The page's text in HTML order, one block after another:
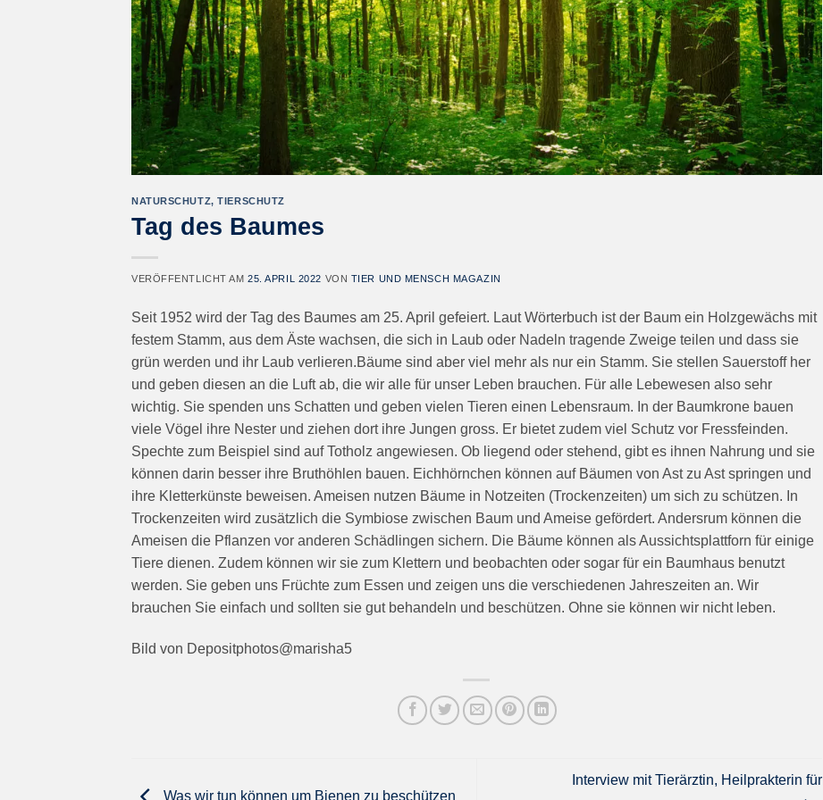
NATURSCHUTZ,TIERSCHUTZ
Tag des Baumes
VERÖFFENTLICHT AM25. APRIL 2022 VON TIER UND MENSCH MAGAZIN
Seit 1952 wird der Tag des Baumes am 25. April gefeiert. Laut Wörterbuch ist der Baum ein Holzgewächs mit
festem Stamm, aus dem Äste wachsen, die sich in Laub oder Nadeln tragende Zweige teilen und dass sie
grün werden und ihr Laub verlieren.Bäume sind aber viel mehr als nur ein Stamm. Sie stellen Sauerstoff her
und geben diesen an die Luft ab, die wir alle für unser Leben brauchen. Für alle Lebewesen also sehr
wichtig. Sie spenden uns Schatten und geben vielen Tieren einen Lebensraum. In der Baumkrone bauen
viele Vögel ihre Nester und ziehen dort ihre Jungen gross. Er bietet zudem viel Schutz vor Fressfeinden.
Spechte zum Beispiel sind auf Totholz angewiesen. Ob liegend oder stehend, gibt es ihnen Nahrung und sie
können darin besser ihre Bruthöhlen bauen. Eichhörnchen können auf Bäumen von Ast zu Ast springen und
ihre Kletterkünste beweisen. Ameisen nutzen Bäume in Notzeiten (Trockenzeiten) um sich zu schützen. In
Trockenzeiten wird zusätzlich die Symbiose zwischen Baum und Ameise gefördert. Andersrum können die
Ameisen die Pflanzen vor anderen Schädlingen sichern. Die Bäume können als Aussichtsplattforn für einige
Tiere dienen. Zudem können wir sie zum Klettern und beobachten oder sogar für ein Baumhaus benutzt
werden. Sie geben uns Früchte zum Essen und zeigen uns die verschiedenen Jahreszeiten an. Wir
brauchen Sie einfach und sollten sie gut behandeln und beschützen. Ohne sie können wir nicht leben.
Bild von Depositphotos@marisha5
Was wir tun können um Bienen zu beschützen
Interview mit Tierärztin, Heilprakterin für